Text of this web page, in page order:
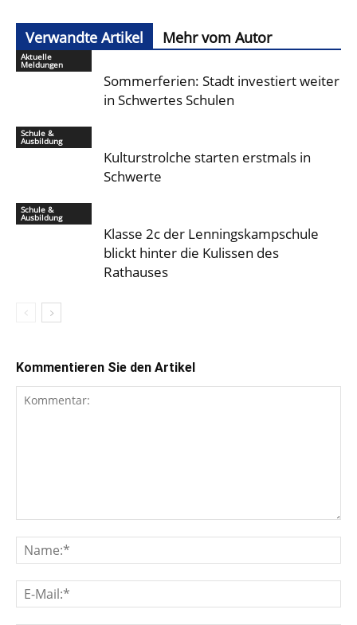
Verwandte Artikel Mehr vom Autor
Aktuelle
Meldungen
Sommerferien: Stadt investiert weiter
in Schwertes Schulen
Schule &
Ausbildung
Kulturstrolche starten erstmals in
Schwerte
Schule &
Ausbildung
Klasse 2c der Lenningskampschule
blickt hinter die Kulissen des
Rathauses
Kommentieren Sie den Artikel